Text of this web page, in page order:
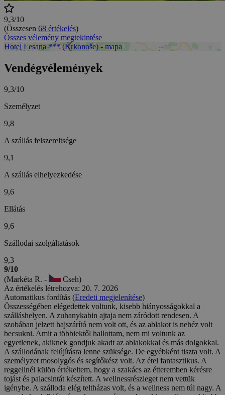
9,3/10
(Összesen 68 értékelés)
Összes vélemény megtekintése
Hotel Lesana *** (Krkonoše) - mapa
Vendégvélemények
9,3/10
Személyzet
9,8
A szállás felszereltsége
9,1
A szállás elhelyezkedése
9,6
Ellátás
9,6
Szállodai szolgáltatások
9,3
9/10
(Markéta R. -
Cseh)
Az értékelés létrehozva: 20. 7. 2026
Automatikus fordítás (Eredeti megjelenítése)
Összességében elégedettek voltunk, kisebb hiányosságokkal a
szálláshelyen. A zuhanykabin ajtaja nem záródott rendesen. A
szobában jelzett hajszárító nem volt ott, és az ablakot is nehéz volt
becsukni. Amit a többiektől hallottam, nem mi voltunk az
egyetlenek, akiknek gondjuk akadt az ablakokkal és más dolgokkal.
A szállodának felújításra lenne szüksége. De egyébként tiszta volt. A
személyzet mosolygós és segítőkész volt. Az étel fantasztikus. A
reggelinél külön értékeltem, hogy a szakács az étteremben kérésre
tojást és palacsintát készített. A wellnessrészleget nem vettük
igénybe. A szálloda elég teltházas volt, és a wellness nem túl nagy. A